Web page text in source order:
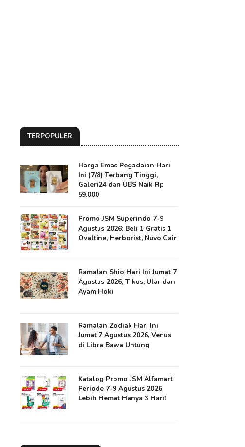
TERPOPULER
Harga Emas Pegadaian Hari
Ini (7/8) Terbang Tinggi,
Galeri24 dan UBS Naik Rp
59.000
Promo JSM Superindo 7-9
Agustus 2026: Beli 1 Gratis 1
Ovaltine, Herborist, Nuvo Cair
Ramalan Shio Hari Ini Jumat 7
Agustus 2026, Tikus, Ular dan
Ayam Hoki
Ramalan Zodiak Hari Ini
Jumat 7 Agustus 2026, Venus
di Libra Bawa Untung
Katalog Promo JSM Alfamart
Periode 7-9 Agustus 2026,
Lebih Hemat Hanya 3 Hari!